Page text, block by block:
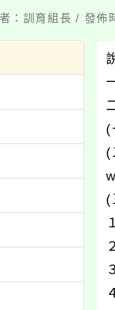
：訓育組長 / 發佈
(
(
(